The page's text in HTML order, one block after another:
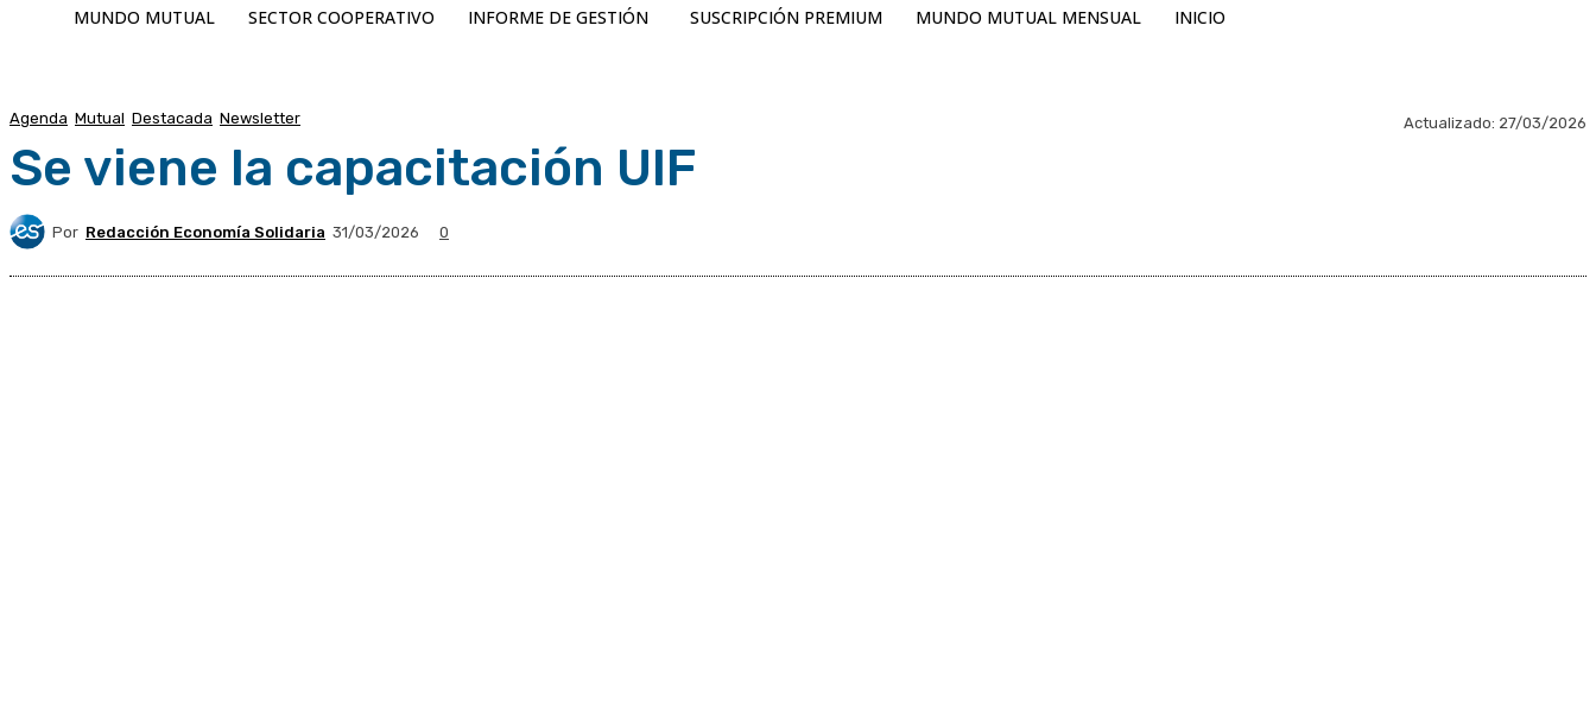
MUNDO MUTUAL SECTOR COOPERATIVO INFORME DE GESTIÓN SUSCRIPCIÓN PREMIUM MUNDO MUTUAL MENSUAL INICIO
Agenda Mutual Destacada Newsletter Actualizado: 27/03/2026
Se viene la capacitación UIF
Por Redacción Economía Solidaria 31/03/2026 0